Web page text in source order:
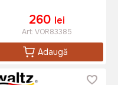
260 lei
Art:VOR83385
Adaugă